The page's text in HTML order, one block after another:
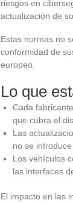
riesgos en
actualización de
Estas normas no
conformidad de
europeo.
Lo que
Cada
que cubra el
Las
no se
Los vehículos
las interfaces
El impacto en las